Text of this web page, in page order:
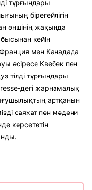
тұрғындары
бірегейлігін
әншінің жақында
кейін
мен Канадада
әсіресе Квебек пен
тілді тұрғындары
дегі жарнамалық
артқанын
саяхат пен мәдени
көрсететін